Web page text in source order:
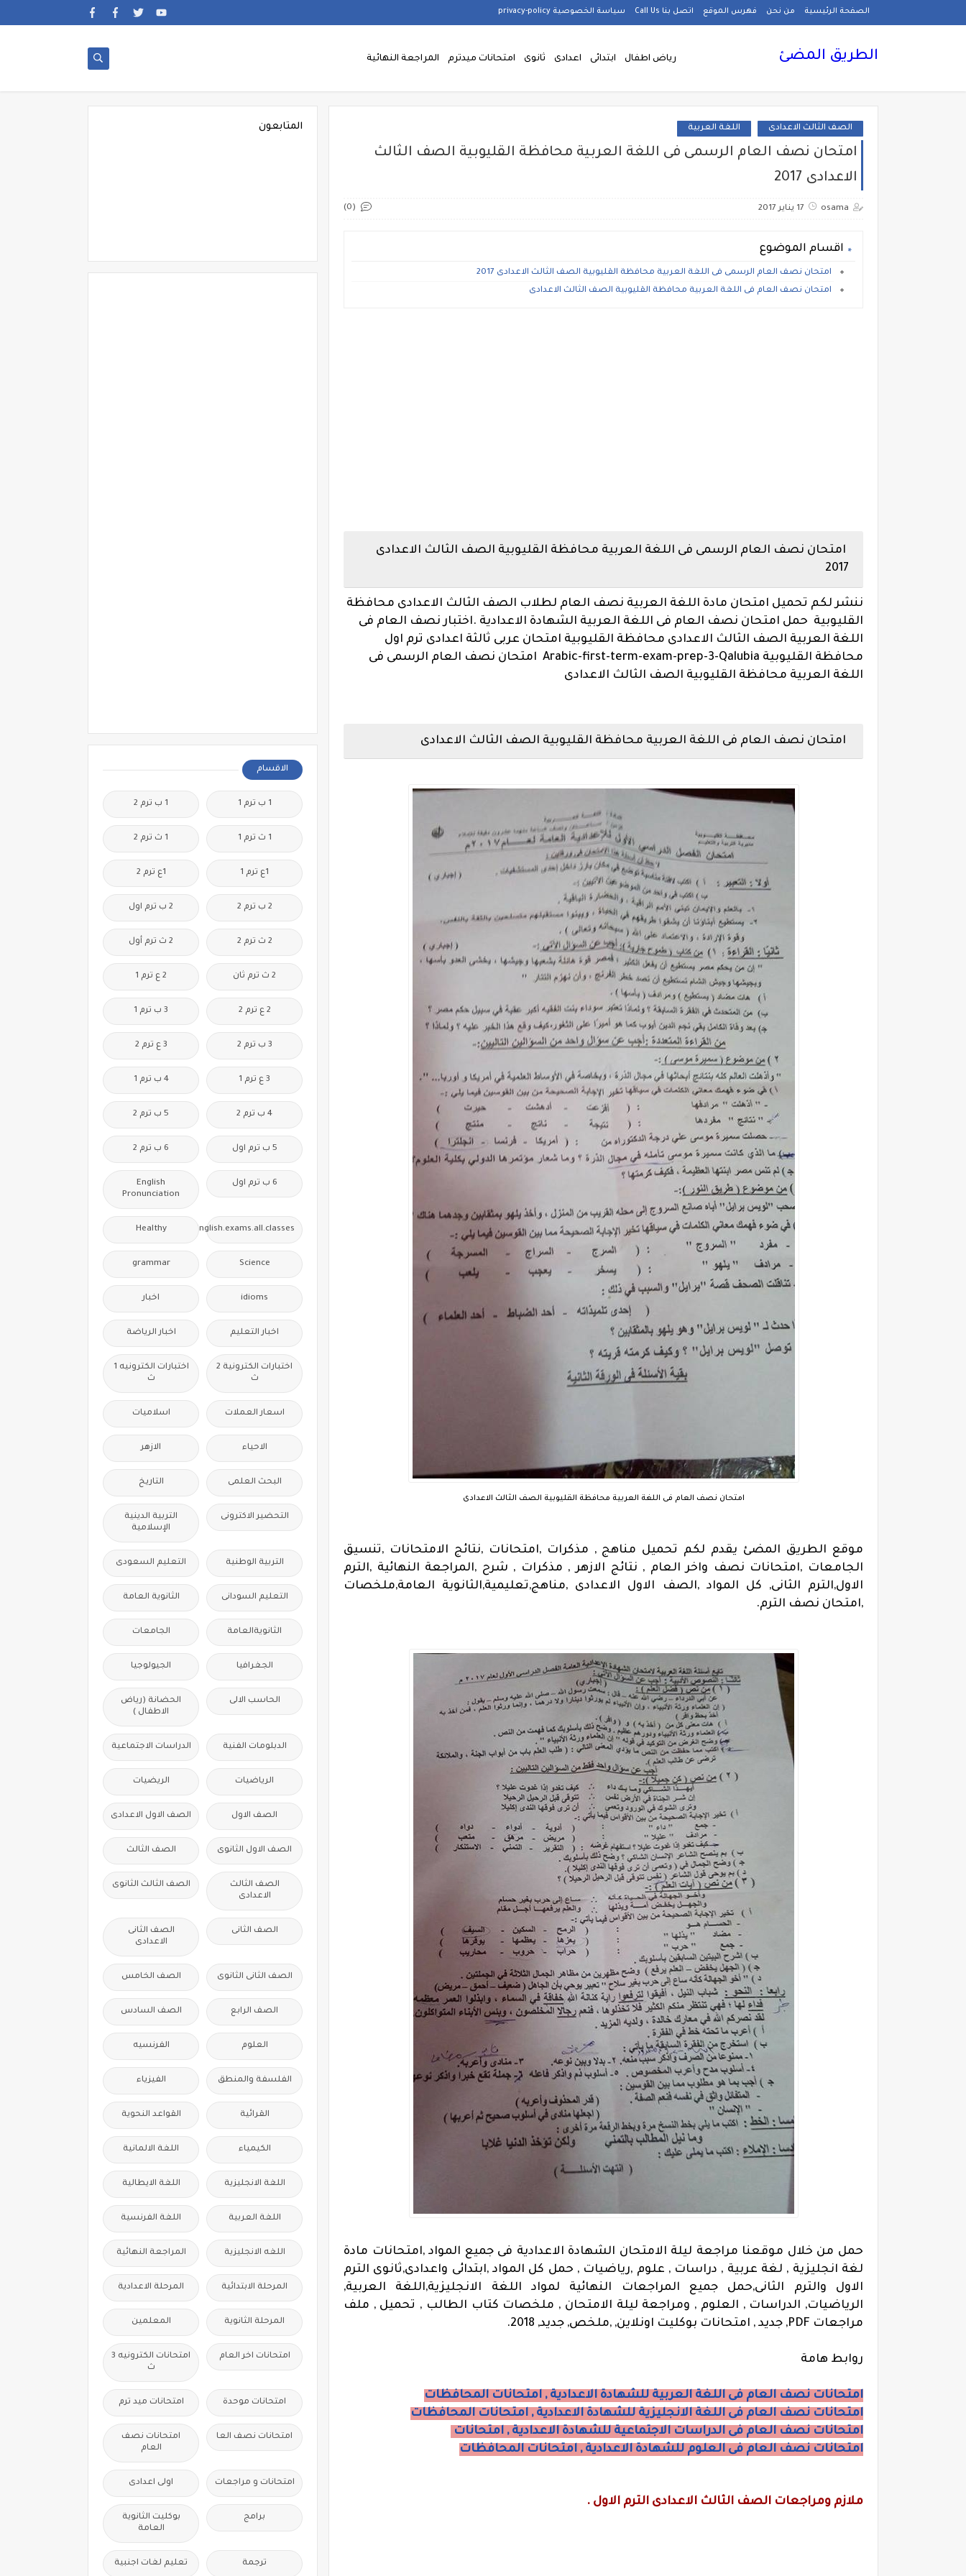
الصفحة الرئيسية من نحن فهرس الموقع اتصل بنا Call Us سياسة الخصوصية privacy-policy
الطريق المضئ رياض اطفال ابتدائى اعدادى ثانوى امتحانات ميدترم المراجعة النهائية
الصف الثالث الاعدادى اللغة العربية
امتحان نصف العام الرسمى فى اللغة العربية محافظة القليوبية الصف الثالث
الاعدادى 2017
osama 17 يناير 2017 (0)
اقسام الموضوع
امتحان نصف العام الرسمى فى اللغة العربية محافظة القليوبية الصف الثالث الاعدادى 2017
امتحان نصف العام فى اللغة العربية محافظة القليوبية الصف الثالث الاعدادى
امتحان نصف العام الرسمى فى اللغة العربية محافظة القليوبية الصف الثالث الاعدادى
2017
ننشر لكم تحميل امتحان مادة اللغة العربية نصف العام لطلاب الصف الثالث الاعدادى محافظة
القليوبية حمل امتحان نصف العام فى اللغة العربية الشهادة الاعدادية .اختبار نصف العام فى
اللغة العربية الصف الثالث الاعدادى محافظة القليوبية امتحان عربى ثالثة اعدادى ترم اول
محافظة القليوبية
امتحان نصف العام الرسمى فى
اللغة العربية محافظة القليوبية الصف الثالث الاعدادى
امتحان نصف العام فى اللغة العربية محافظة القليوبية الصف الثالث الاعدادى
امتحان نصف العام فى اللغة العربية محافظة القليوبية الصف الثالث الاعدادى
موقع الطريق المضئ يقدم لكم تحميل مناهج , مذكرات ,امتحانات ,نتائج الامتحانات ,تنسيق
الجامعات ,امتحانات نصف واخر العام , نتائج الازهر , مذكرات , شرح ,المراجعة النهائية ,الترم
الاول,الترم الثانى, كل المواد ,الصف الاول الاعدادى ,مناهج,تعليمية,الثانوية العامة,ملخصات
,امتحان نصف الترم.
حمل من خلال موقعنا مراجعة ليلة الامتحان الشهادة الاعدادية فى جميع المواد ,امتحانات مادة
لغة انجليزية , لغة عربية , دراسات , علوم ,رياضيات , حمل كل المواد ,ابتدائى واعدادى,ثانوى الترم
الاول والترم الثانى,حمل جميع المراجعات النهائية لمواد اللغة الانجليزية,اللغة العربية,
الرياضيات, الدراسات , العلوم , ومراجعة ليلة الامتحان , ملخصات كتاب الطالب , تحميل , ملف
مراجعات PDF, جديد , امتحانات بوكليت اونلاين, ,ملخص, جديد, 2018.
روابط هامة
امتحانات نصف العام فى اللغة العربية للشهادة الاعدادية , امتحانات المحافظات
امتحانات نصف العام فى اللغة الانجليزية للشهادة الاعدادية , امتحانات المحافظات
امتحانات نصف العام فى الدراسات الاجتماعية للشهادة الاعدادية , امتحانات
امتحانات نصف العام فى العلوم للشهادة الاعدادية , امتحانات المحافظات
ملازم ومراجعات الصف الثالث الاعدادى الترم الاول .
المتابعون
الاقسام
1 ب ترم 1 1 ب ترم 2
1 ث ترم 1 1 ث ترم 2
1ع ترم 1 1ع ترم 2
2 ب ترم 2 2 ب ترم اول
2 ث ترم 2 2 ث ترم أول
2 ث ترم ثان 2 ع ترم 1
2 ع ترم 2 3 ب ترم 1
3 ب ترم 2 3 ع ترم 2
3 ع ترم 1 4 ب ترم 1
4 ب ترم 2 5 ب ترم 2
5 ب ترم اول 6 ب ترم 2
6 ب ترم اول
English
Pronunciation
Free.English.exams.all.classes
Healthy
Science
grammar
idioms اخبار
اخبار التعليم اخبار الرياضة
اختبارات الكترونية 2
ث
اختبارات الكترونيه 1
ث
اسعار العملات اسلاميات
الاحياء الازهر
البحث العلمى التاريخ
التحضير الاكترونى
التربية الدينية
الإسلامية
التربية الوطنية التعليم السعودى
التعليم السودانى الثانوية العامة
الثانويةالعامة الجامعات
الجغرافيا الجيولوجيا
الحاسب الالى
الحضانة (رياض
الاطفال )
الدبلومات الفنية الدراسات الاجتماعية
الرياضيات الريضيات
الصف الاول الصف الاول الاعدادى
الصف الاول الثانوى الصف الثالث
الصف الثالث
الاعدادى
الصف الثالث الثانوى
الصف الثانى
الصف الثانى
الاعدادى
الصف الثانى الثانوى الصف الخامس
الصف الرابع الصف السادس
العلوم الفرنسيه
الفلسفة والمنطق الفيزياء
القرائية القواعد النحوية
الكيمياء اللغة الالمانية
اللغة الانجليزية اللغة الايطالية
اللغة العربية اللغة الفرنسية
اللغه الانجليزية المراجعة النهائية
المرحلة الابتدائية المرحلة الاعدادية
المرحلة الثانوية المعلمين
امتحانات اخر العام
امتحانات الكترونيه 3
ث
امتحانات موحدة امتحانات ميد ترم
امتحانات نصف العا
امتحانات نصف
العام
امتحانات و مراجعات اولى اعدادى
برامج
بوكليت الثانوية
العامة
ترجمة تعليم لغات اجنبية